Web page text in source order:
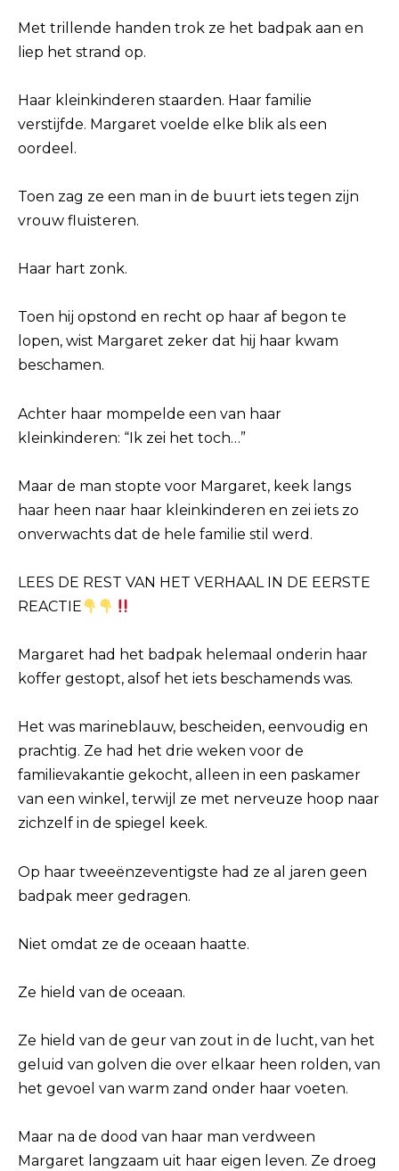
Met trillende handen trok ze het badpak aan en
liep het strand op.
Haar kleinkinderen staarden. Haar familie
verstijfde. Margaret voelde elke blik als een
oordeel.
Toen zag ze een man in de buurt iets tegen zijn
vrouw fluisteren.
Haar hart zonk.
Toen hij opstond en recht op haar af begon te
lopen, wist Margaret zeker dat hij haar kwam
beschamen.
Achter haar mompelde een van haar
kleinkinderen: “Ik zei het toch…”
Maar de man stopte voor Margaret, keek langs
haar heen naar haar kleinkinderen en zei iets zo
onverwachts dat de hele familie stil werd.
LEES DE REST VAN HET VERHAAL IN DE EERSTE
REACTIE
Margaret had het badpak helemaal onderin haar
koffer gestopt, alsof het iets beschamends was.
Het was marineblauw, bescheiden, eenvoudig en
prachtig. Ze had het drie weken voor de
familievakantie gekocht, alleen in een paskamer
van een winkel, terwijl ze met nerveuze hoop naar
zichzelf in de spiegel keek.
Op haar tweeënzeventigste had ze al jaren geen
badpak meer gedragen.
Niet omdat ze de oceaan haatte.
Ze hield van de oceaan.
Ze hield van de geur van zout in de lucht, van het
geluid van golven die over elkaar heen rolden, van
het gevoel van warm zand onder haar voeten.
Maar na de dood van haar man verdween
Margaret langzaam uit haar eigen leven. Ze droeg